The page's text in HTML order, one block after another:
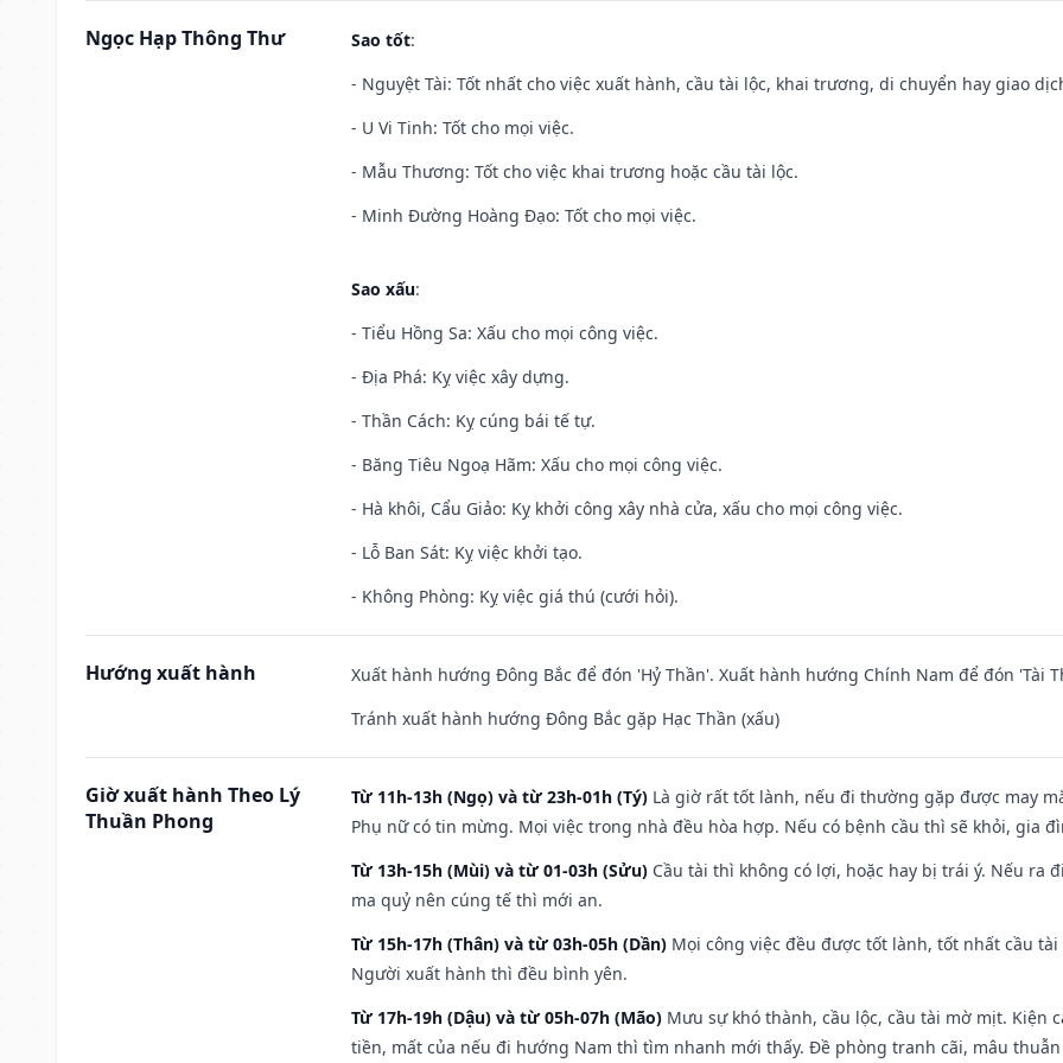
Ngọc Hạp Thông Thư Sao tốt:
- Nguyệt Tài: Tốt nhất cho việc xuất hành, cầu tài lộc, khai trương, di chuyển hay giao
- U Vi Tinh: Tốt cho mọi việc.
- Mẫu Thương: Tốt cho việc khai trương hoặc cầu tài lộc.
- Minh Đường Hoàng Đạo: Tốt cho mọi việc.
Sao xấu:
- Tiểu Hồng Sa: Xấu cho mọi công việc.
- Địa Phá: Kỵ việc xây dựng.
- Thần Cách: Kỵ cúng bái tế tự.
- Băng Tiêu Ngoạ Hãm: Xấu cho mọi công việc.
- Hà khôi, Cẩu Giảo: Kỵ khởi công xây nhà cửa, xấu cho mọi công việc.
- Lỗ Ban Sát: Kỵ việc khởi tạo.
- Không Phòng: Kỵ việc giá thú (cưới hỏi).
Hướng xuất hành
Xuất hành hướng Đông Bắc để đón 'Hỷ Thần'. Xuất hành hướng Chính Nam để đón 'Tài
Tránh xuất hành hướng Đông Bắc gặp Hạc Thần (xấu)
Giờ xuất hành Theo Lý
Thuần Phong
Từ 11h-13h (Ngọ) và từ 23h-01h (Tý) Là giờ rất tốt lành, nếu đi thường gặp được may
Phụ nữ có tin mừng. Mọi việc trong nhà đều hòa hợp. Nếu có bệnh cầu thì sẽ khỏi, gia
Từ 13h-15h (Mùi) và từ 01-03h (Sửu) Cầu tài thì không có lợi, hoặc hay bị trái ý. Nếu
ma quỷ nên cúng tế thì mới an.
Từ 15h-17h (Thân) và từ 03h-05h (Dần) Mọi công việc đều được tốt lành, tốt nhất cầu
Người xuất hành thì đều bình yên.
Từ 17h-19h (Dậu) và từ 05h-07h (Mão) Mưu sự khó thành, cầu lộc, cầu tài mờ mịt. Kiện
tiền, mất của nếu đi hướng Nam thì tìm nhanh mới thấy. Đề phòng tranh cãi, mâu